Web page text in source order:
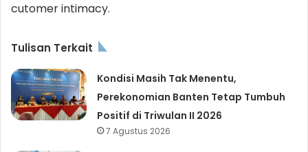
cutomer intimacy.
Tulisan Terkait
Kondisi Masih Tak Menentu,
Perekonomian Banten Tetap Tumbuh
Positif di Triwulan II 2026
7 Agustus 2026